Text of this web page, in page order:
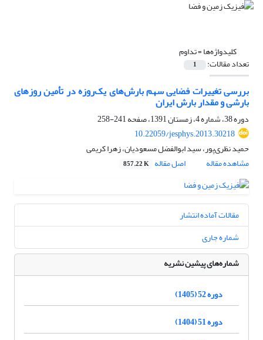
کلیدواژه‌ها =تداوم
تعداد مقالات: 1
بررسی تغییرات فضایی سهم بارش‌‌های یک‌روزه در تأمین روزهای
بارشی و مقدار بارش ایران
دوره 38، شماره 4، زمستان 1391، صفحه
241-258
10.22059/jesphys.2013.30218
حمید نظری‌پور، سید ابوالفضل مسعودیان، زهرا کریمی
مشاهده مقاله
اصل مقاله 857.22 K
مقالات آماده انتشار
شماره جاری
شماره‌های پیشین نشریه
دوره 52 (1405)
دوره 51 (1404)